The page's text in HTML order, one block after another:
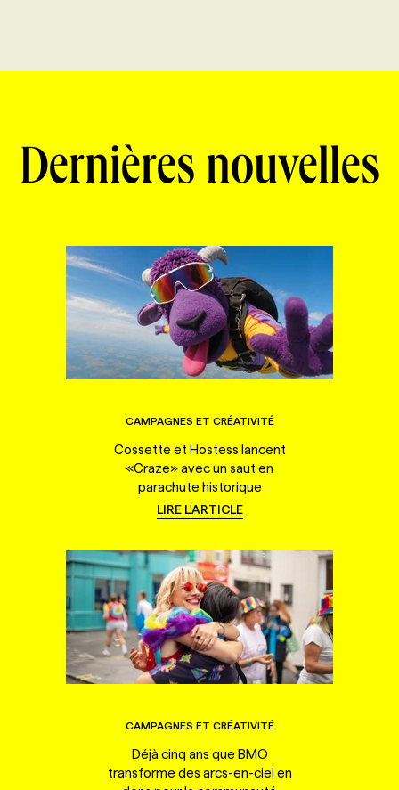
Dernières nouvelles
CAMPAGNES ET CRÉATIVITÉ
Cossette et Hostess lancent
«Craze» avec un saut en
parachute historique
LIRE L'ARTICLE
CAMPAGNES ET CRÉATIVITÉ
Déjà cinq ans que BMO
transforme des arcs-en-ciel en